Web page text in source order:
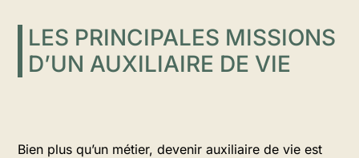
LES PRINCIPALES MISSIONS
D’UN AUXILIAIRE DE VIE
Bien plus qu’un métier, devenir auxiliaire de vie est